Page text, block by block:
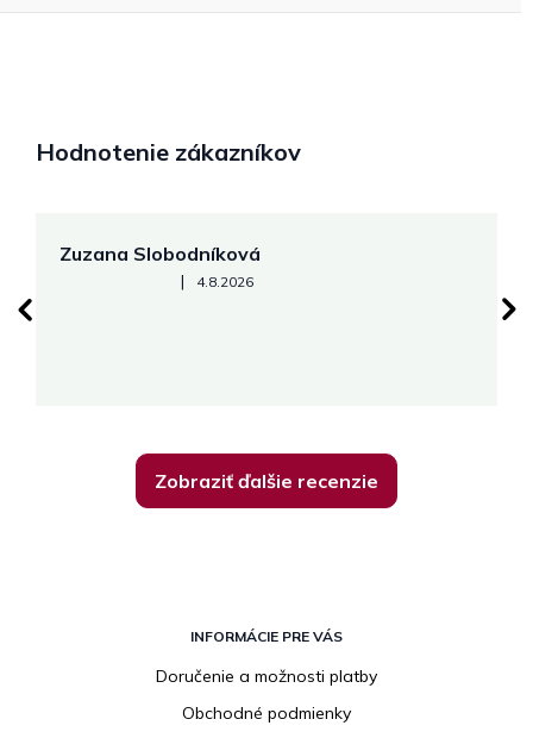
Hodnotenie zákazníkov
Zuzana Slobodníková
Hodnotenie obchodu je 5 z 5 hviezdičiek.
| 4.8.2026
Zobraziť ďalšie recenzie
INFORMÁCIE PRE VÁS
Doručenie a možnosti platby
Obchodné podmienky